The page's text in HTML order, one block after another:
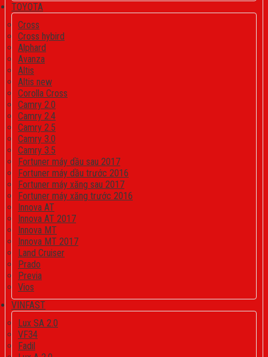
TOYOTA
Cross
Cross hybird
Alphard
Avanza
Altis
Altis new
Corolla Cross
Camry 2.0
Camry 2.4
Camry 2.5
Camry 3.0
Camry 3.5
Fortuner máy dầu sau 2017
Fortuner máy dầu trước 2016
Fortuner máy xăng sau 2017
Fortuner máy xăng trước 2016
Innova AT
Innova AT 2017
Innova MT
Innova MT 2017
Land Cruiser
Prado
Previa
Vios
VINFAST
Lux SA 2.0
VF34
Fadil